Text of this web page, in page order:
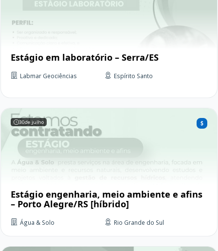
Estágio em laboratório – Serra/ES
Labmar Geociências Espírito Santo
30de julho
Estágio engenharia, meio ambiente e afins
– Porto Alegre/RS [híbrido]
Água & Solo Rio Grande do Sul